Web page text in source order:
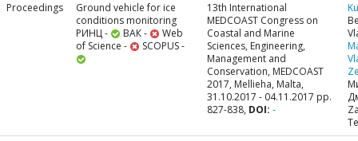
Proceedings
Ground vehicle for ice
conditions monitoring
РИНЦ -
ВАК -
Web
of Science -
SCOPUS -
13th International
MEDCOAST Congress on
Coastal and Marine
Sciences, Engineering,
Management and
Conservation, MEDCOAST
2017, Mellieha, Malta,
31.10.2017 - 04.11.2017 pp.
827-838, DOI: -